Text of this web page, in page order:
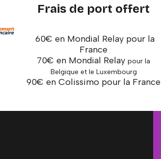
Frais de port offert
60€ en Mondial Relay pour la
France
70€ en Mondial Relaypour la
Belgique et le Luxembourg
90€ en Colissimo pour la France